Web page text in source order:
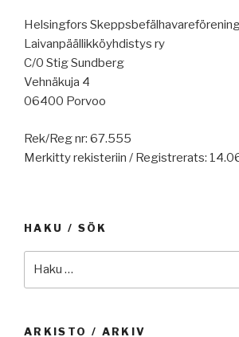
Helsingfors
Laivanpäällikköyhdistys ry
C/0 Stig Sundberg
Vehnäkuja 4
06400 Porvoo
Rek/Reg nr: 67.555
Merkitty rekisteriin / Registrerats:
HAKU / SÖK
ARKISTO / ARKIV